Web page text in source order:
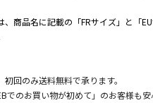
、商品名に記載の「FRサイズ」と「
回のみ送料無料で承ります。
でのお買い物が初めて」のお客様も